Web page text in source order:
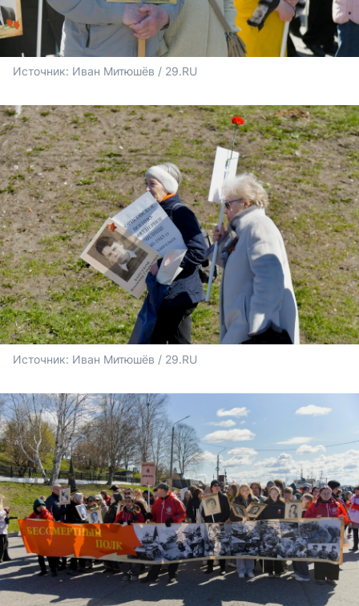
Источник: Иван Митюшёв / 29.RU
Источник: Иван Митюшёв / 29.RU